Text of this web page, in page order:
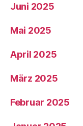
Juni 2025
Mai 2025
April 2025
März 2025
Februar 2025